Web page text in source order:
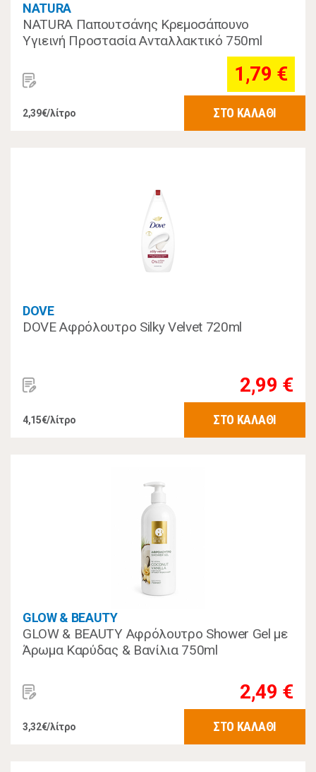
NATURA
NATURA Παπουτσάνης Κρεμοσάπουνο
Υγιεινή Προστασία Ανταλλακτικό 750ml
1,79 €
2,39€/λίτρο ΣΤΟ ΚΑΛΑΘΙ
DOVE
DOVE Αφρόλουτρο Silky Velvet 720ml
2,99 €
4,15€/λίτρο ΣΤΟ ΚΑΛΑΘΙ
GLOW & BEAUTY
GLOW & BEAUTY Αφρόλουτρο Shower Gel με
Άρωμα Καρύδας & Βανίλια 750ml
2,49 €
3,32€/λίτρο ΣΤΟ ΚΑΛΑΘΙ